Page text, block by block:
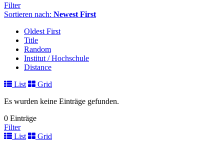
Filter
Sortieren nach: Newest First
Oldest First
Title
Random
Institut / Hochschule
Distance
List
Grid
Es wurden keine Einträge gefunden.
0 Einträge
Filter
List
Grid